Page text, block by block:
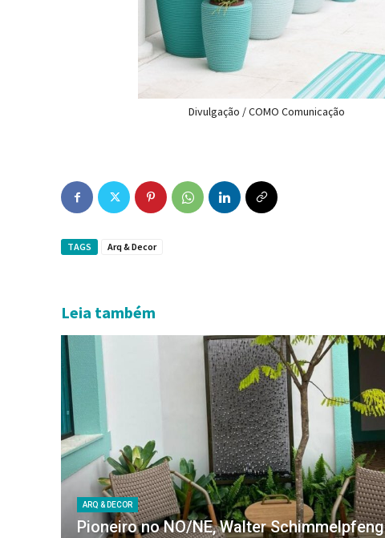
Divulgação / COMO Comunicação
TAGS Arq & Decor
Leia também
ARQ & DECOR
Pioneiro no NO/NE, Walter Schimmelpfeng